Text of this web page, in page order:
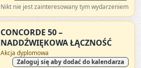
Nikt nie jest zainteresowany tym wydarzeniem
CONCORDE 50 –
NADDŹWIĘKOWA ŁĄCZNOŚĆ
Akcja dyplomowa
Zaloguj się aby dodać do kalendarza